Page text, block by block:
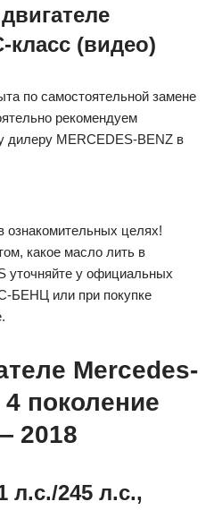
класс (видео)
по самостоятельной замене
рекомендуем
дилеру MERCEDES-BENZ в
ознакомительных целях!
какое масло лить в
уточняйте у официальных
БЕНЦ или при покупке
Mercedes-
поколение
2018
л.с./245 л.с.,